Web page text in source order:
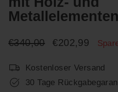
Metallelementen
Normaler
€340,00 Sonderpreis
€202,99
Kostenloser Versand
30 Tage